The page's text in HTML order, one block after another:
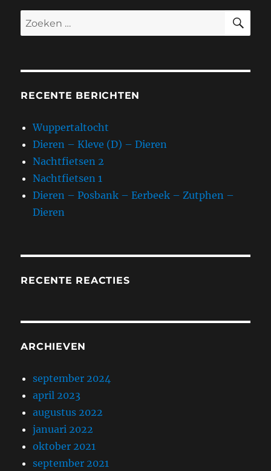
Zoeken
naar:
RECENTE BERICHTEN
Wuppertaltocht
Dieren – Kleve (D) – Dieren
Nachtfietsen 2
Nachtfietsen 1
Dieren – Posbank – Eerbeek – Zutphen –
Dieren
RECENTE REACTIES
ARCHIEVEN
september 2024
april 2023
augustus 2022
januari 2022
oktober 2021
september 2021